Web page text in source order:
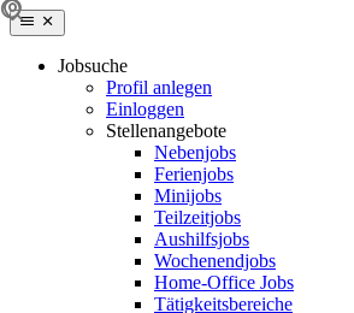
Jobsuche
Profil anlegen
Einloggen
Stellenangebote
Nebenjobs
Ferienjobs
Minijobs
Teilzeitjobs
Aushilfsjobs
Wochenendjobs
Home-Office Jobs
Tätigkeitsbereiche